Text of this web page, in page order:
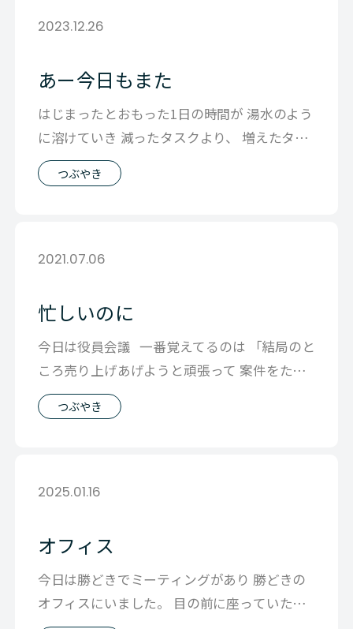
2023.12.26
あー今日もまた
はじまったとおもった1日の時間が 湯水のよう
に溶けていき 減ったタスクより、 増えたタス
クの方が多い状態で 終わりました
つぶやき
2021.07.06
忙しいのに
今日は役員会議 一番覚えてるのは 「結局のと
ころ売り上げあげようと頑張って 案件をたく
さんとって 忙しくな
つぶやき
2025.01.16
オフィス
今日は勝どきでミーティングがあり 勝どきの
オフィスにいました。 目の前に座っていたメ